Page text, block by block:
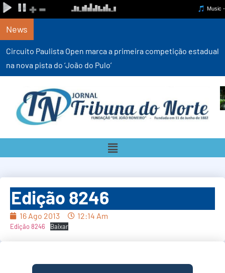
News
Circuito Paulista Open marca a primeira competição estadual
na nova pista do ‘João do Pulo’
Edição 8246
16 Ago 2013 12:14 Am
Edição 8246 Baixar